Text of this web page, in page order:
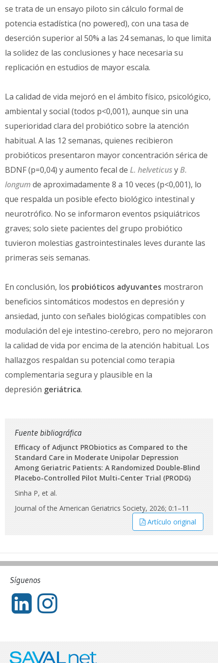
se trata de un ensayo piloto sin cálculo formal de
potencia estadística (no powered), con una tasa de
deserción superior al 50% a las 24 semanas, lo que limita
la solidez de las conclusiones y hace necesaria su
replicación en estudios de mayor escala.
La calidad de vida mejoró en el ámbito físico, psicológico,
ambiental y social (todos p<0,001), aunque sin una
superioridad clara del probiótico sobre la atención
habitual. A las 12 semanas, quienes recibieron
probióticos presentaron mayor concentración sérica de
BDNF (p=0,04) y aumento fecal de L. helveticusyB.
longumde aproximadamente 8 a 10 veces (p<0,001), lo
que respalda un posible efecto biológico intestinal y
neurotrófico. No se informaron eventos psiquiátricos
graves; solo siete pacientes del grupo probiótico
tuvieron molestias gastrointestinales leves durante las
primeras seis semanas.
En conclusión, los probióticos adyuvantes mostraron
beneficios sintomáticos modestos en depresión y
ansiedad, junto con señales biológicas compatibles con
modulación del eje intestino-cerebro, pero no mejoraron
la calidad de vida por encima de la atención habitual. Los
hallazgos respaldan su potencial como terapia
complementaria segura y plausible en la
depresión geriátrica.
Fuente bibliográfica
Efficacy of Adjunct PRObiotics as Compared to the
Standard Care in Moderate Unipolar Depression
Among Geriatric Patients: A Randomized Double-Blind
Placebo-Controlled Pilot Multi-Center Trial (PRODG)
Sinha P, et al.
Journal of the American Geriatrics Society, 2026; 0:1–11
Artículo original
Síguenos